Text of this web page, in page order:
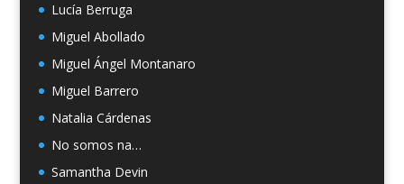
Lucía Berruga
Miguel Abollado
Miguel Ángel Montanaro
Miguel Barrero
Natalia Cárdenas
No somos na…
Samantha Devin